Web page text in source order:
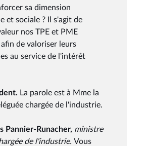
sa dimension
et sociale ? Il s'agit de
nos TPE et PME
de valoriser leurs
au service de l'intérêt
La parole est à Mme la
chargée de l'industrie.
Pannier-Runacher, ministre
de l'industrie. Vous